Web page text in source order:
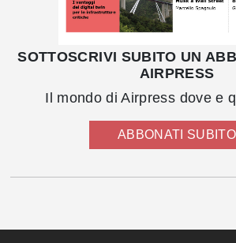
SOTTOSCRIVI SUBITO UN
AIRPRESS
Il mondo di Airpress dove e
ABBONATI SUBITO